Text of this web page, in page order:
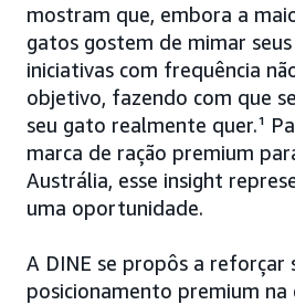
mostram que, embora a
gatos gostem de mimar
iniciativas com frequência
objetivo, fazendo com que
seu gato realmente quer.¹
marca de ração premium
Austrália, esse insight
uma oportunidade.
A DINE se propôs a reforçar
posicionamento premium na